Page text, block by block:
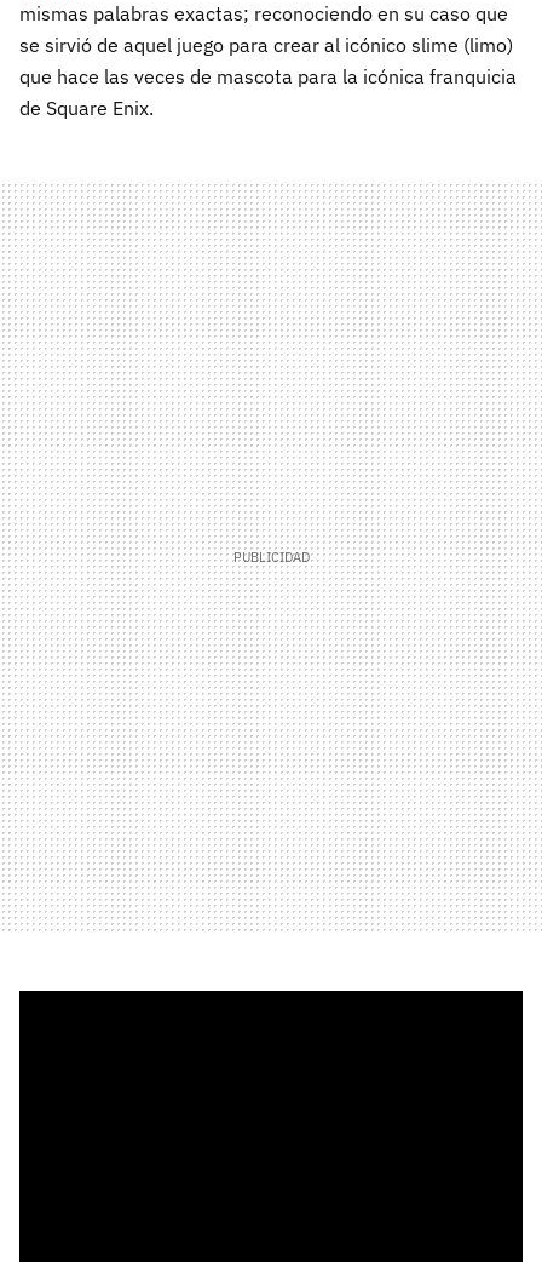
mismas palabras exactas; reconociendo en su caso que
se sirvió de aquel juego para crear al icónico slime (limo)
que hace las veces de mascota para la icónica franquicia
de Square Enix.